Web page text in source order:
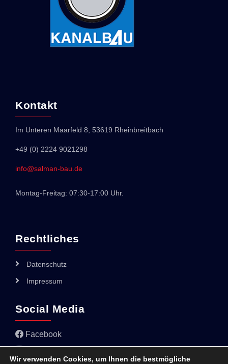
Kontakt
Im Unteren Maarfeld 8, 53619 Rheinbreitbach
+49 (0) 2224 9021298
info@salman-bau.de
Montag-Freitag: 07:30-17:00 Uhr.
Rechtliches
Datenschutz
Impressum
Social Media
Facebook
Wir verwenden Cookies, um Ihnen die bestmögliche